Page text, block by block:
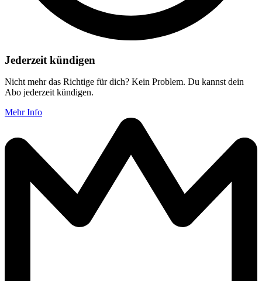
Jederzeit kündigen
Nicht mehr das Richtige für dich? Kein Problem. Du kannst dein
Abo jederzeit kündigen.
Mehr Info